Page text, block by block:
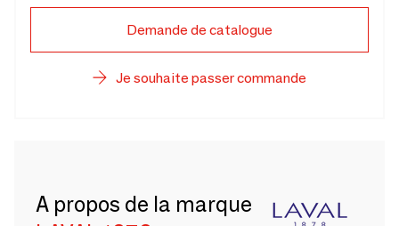
Demande de catalogue
Je souhaite passer commande
A propos de la marque